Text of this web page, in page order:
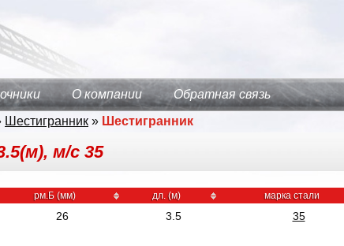
О компании Обратная связь
Шестигранник » Шестигранник
м/с 35
рм.Б (мм) дл. (м) марка стали
26 3.5 35